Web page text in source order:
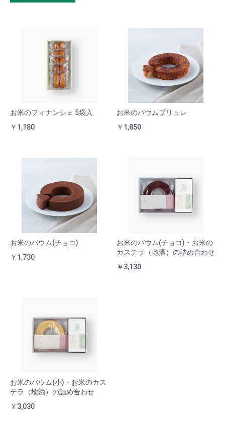
お米のフィナンシェ 5袋入
￥1,180
お米のバウムブリュレ
￥1,850
お米のバウム(チョコ)
￥1,730
お米のバウム(チョコ)・お米の
カステラ（地酒）の詰め合わせ
￥3,130
お米のバウム(小)・お米のカス
テラ（地酒）の詰め合わせ
￥3,030